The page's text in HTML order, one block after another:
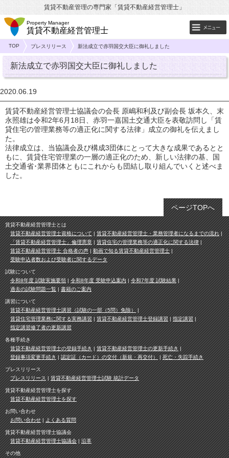
賃貸不動産管理の専門家「賃貸不動産経営管理士」
Property Manager
賃貸不動産経営管理士
TOP プレスリリース 新法成立で赤羽国交大臣に御礼しました
新法成立で赤羽国交大臣に御礼しました
2020.06.19
賃貸不動産経営管理士協議会の会長 原嶋和利及び副会長 坂本久、末
永照雄は令和2年6月18日、赤羽一嘉国土交通大臣を表敬訪問し「賃
貸住宅の管理業務等の適正化に関する法律」成立の御礼を伝えまし
た。
法律成立は、当協議会及び構成3団体にとって大きな成果であるとと
もに、賃貸住宅管理業の一層の適正化のため、新しい法律の基、国
土交通省･業界団体ともにこれからも団結し取り組んでいくと述べま
した。
ページTOPへ
賃貸不動産経営管理士とは
賃貸不動産経営管理士資格について
賃貸不動産経営管理士・業務管理者になるまでの流れ
「賃貸不動産経営管理士」倫理憲章
賃貸住宅の管理業務等の適正化に関する法律
賃貸不動産経営管理士 合格者の声
動画で知る賃貸不動産経営管理士
受験申込者数および受験者に関するデータ
試験について
令和8年度 試験実施要領
令和8年度 受験申込案内
令和7年度 試験結果
過去の試験問題一覧
書籍のご案内
講習について
賃貸不動産経営管理士講習（試験の一部（5問）免除）
賃貸住宅管理業務に関する実務講習
賃貸不動産経営管理士登録講習
指定講習
指定講習修了者の更新講習
各種手続き
賃貸不動産経営管理士の登録手続き
賃貸不動産経営管理士の更新手続き
登録事項変更手続き
認定証（カード）の交付（新規・再交付） 死亡・失踪手続き
プレスリリース
プレスリリース
賃貸不動産経営管理士試験 統計データ
賃貸不動産経営管理士を探す
賃貸不動産経営管理士を探す
お問い合わせ
お問い合わせ
よくある質問
賃貸不動産経営管理士協議会
賃貸不動産経営管理士協議会
沿革
その他